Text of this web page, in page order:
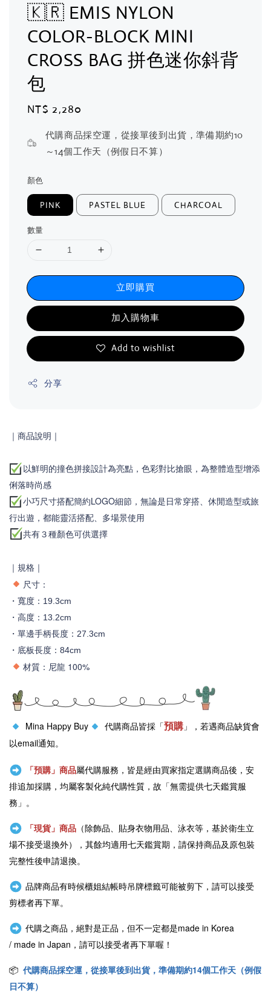
🇰🇷 EMIS NYLON
COLOR-BLOCK MINI
CROSS BAG 拼色迷你斜背
包
Regular
NT$ 2,280
代購商品採空運，從接單後到出貨，準備期約10
～14個工作天（例假日不算）
顏色
PINK PASTEL BLUE CHARCOAL
數量
立即購買
加入購物車
Add to wishlist
分享
｜商品說明 ｜
以鮮明的撞色拼接設計為亮點，色彩對比搶眼，為整體造型增添
俐落時尚感
小巧尺寸搭配簡約LOGO細節 ， 無論是日常穿搭、休閒造型或旅
行出遊，都能靈活搭配、多場景使用
共有３種顏色可供選擇
｜規格｜
尺寸：
・寬度：19.3cm
・高度：13.2cm
・ 單邊手柄長度：27.3cm
・底板長度：84cm
材質 ： 尼龍 100%
Mina Happy Buy 代購商品皆採「預購」，若遇商品缺貨會
以email通知。
「預購」商品屬代購服務，皆是經由買家指定選購商品後，安
排追加採購，均屬客製化純代購性質，故「無需提供七天鑑賞服
務」。
「現貨」商品（除飾品、貼身衣物用品、泳衣等，基於衛生立
場不接受退換外），其餘均適用七天鑑賞期，請保持商品及原包裝
完整性後申請退換。
品牌商品有時候櫃姐結帳時吊牌標籤可能被剪下，請可以接受
剪標者再下單。
代購之商品，絕對是正品，但不一定都是made in Korea
/ made in Japan ，請可以接受者再下單喔！
📦 代購商品採空運，從接單後到出貨，準備期約14個工作天（例假
日不算）